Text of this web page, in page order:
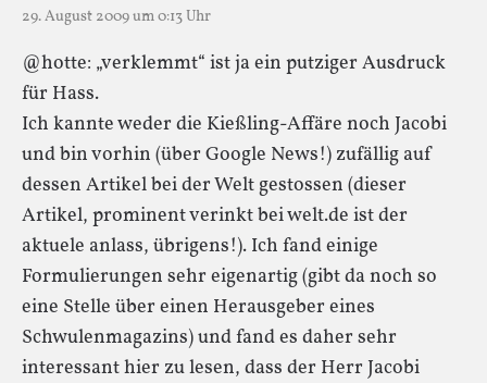
29. August 2009 um 0:13 Uhr
@hotte: „verklemmt“ ist ja ein putziger Ausdruck
für Hass.
Ich kannte weder die Kießling-Affäre noch Jacobi
und bin vorhin (über Google News!) zufällig auf
dessen Artikel bei der Welt gestossen (dieser
Artikel, prominent verinkt bei welt.de ist der
aktuele anlass, übrigens!). Ich fand einige
Formulierungen sehr eigenartig (gibt da noch so
eine Stelle über einen Herausgeber eines
Schwulenmagazins) und fand es daher sehr
interessant hier zu lesen, dass der Herr Jacobi